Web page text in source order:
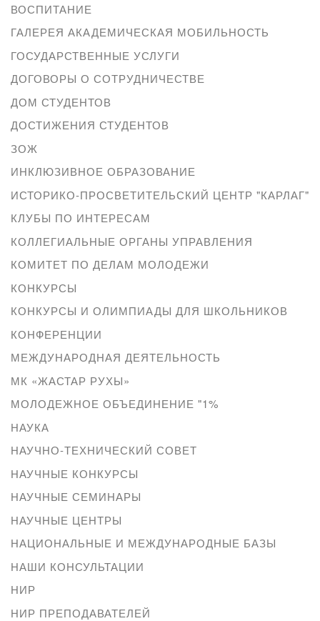
ВОСПИТАНИЕ
ГАЛЕРЕЯ АКАДЕМИЧЕСКАЯ МОБИЛЬНОСТЬ
ГОСУДАРСТВЕННЫЕ УСЛУГИ
ДОГОВОРЫ О СОТРУДНИЧЕСТВЕ
ДОМ СТУДЕНТОВ
ДОСТИЖЕНИЯ СТУДЕНТОВ
ЗОЖ
ИНКЛЮЗИВНОЕ ОБРАЗОВАНИЕ
ИСТОРИКО-ПРОСВЕТИТЕЛЬСКИЙ ЦЕНТР "КАРЛАГ"
КЛУБЫ ПО ИНТЕРЕСАМ
КОЛЛЕГИАЛЬНЫЕ ОРГАНЫ УПРАВЛЕНИЯ
КОМИТЕТ ПО ДЕЛАМ МОЛОДЕЖИ
КОНКУРСЫ
КОНКУРСЫ И ОЛИМПИАДЫ ДЛЯ ШКОЛЬНИКОВ
КОНФЕРЕНЦИИ
МЕЖДУНАРОДНАЯ ДЕЯТЕЛЬНОСТЬ
МК «ЖАСТАР РУХЫ»
МОЛОДЕЖНОЕ ОБЪЕДИНЕНИЕ "1%
НАУКА
НАУЧНО-ТЕХНИЧЕСКИЙ СОВЕТ
НАУЧНЫЕ КОНКУРСЫ
НАУЧНЫЕ СЕМИНАРЫ
НАУЧНЫЕ ЦЕНТРЫ
НАЦИОНАЛЬНЫЕ И МЕЖДУНАРОДНЫЕ БАЗЫ
НАШИ КОНСУЛЬТАЦИИ
НИР
НИР ПРЕПОДАВАТЕЛЕЙ